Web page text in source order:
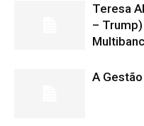
Teresa
–
A